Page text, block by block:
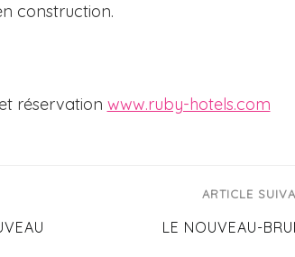
construction.
réservation www.ruby-hotels.com
ARTICLE
LE NOUVEAU-